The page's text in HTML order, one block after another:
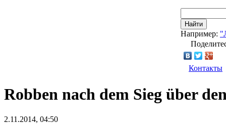
Найти
Например:
Контакты
Robben nach dem Sieg über
2.11.2014, 04:50